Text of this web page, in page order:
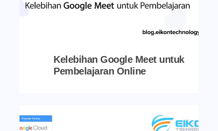
Kelebihan Google Meet untuk
Pembelajaran Online